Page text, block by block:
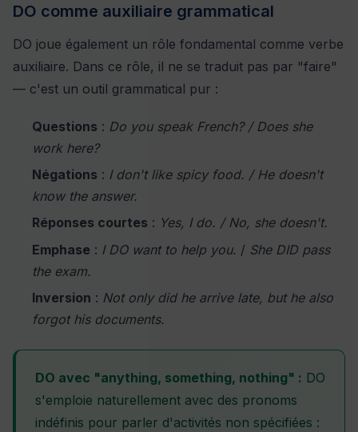
DO comme auxiliaire grammatical
DO joue également un rôle fondamental comme verbe
auxiliaire. Dans ce rôle, il ne se traduit pas par "faire"
— c'est un outil grammatical pur :
Questions : Do you speak French? / Does she
work here?
Négations : I don't like spicy food. / He doesn't
know the answer.
Réponses courtes : Yes, I do. / No, she doesn't.
Emphase : I DO want to help you. / She DID pass
the exam.
Inversion : Not only did he arrive late, but he also
forgot his documents.
DO avec "anything, something, nothing" : DO
s'emploie naturellement avec des pronoms
indéfinis pour parler d'activités non spécifiées :